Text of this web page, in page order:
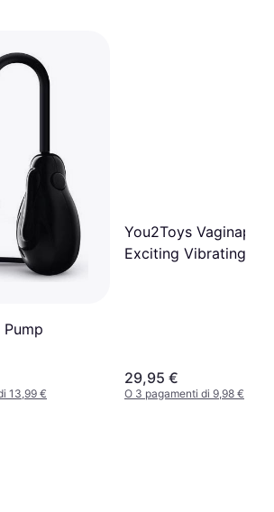
Pump
13,99 €
You2Toys
Exciting Vibrating
29,95 €
O 3 pagamenti di 9,98 €